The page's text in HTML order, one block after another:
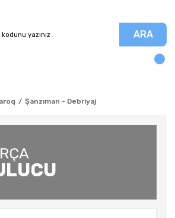
ARA
Şanzıman - Debriyaj